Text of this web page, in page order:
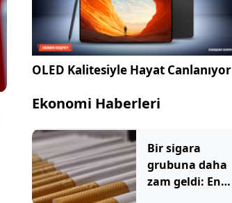
OLED Kalitesiyle Hayat Canlanıyor
Ekonomi Haberleri
Bir sigara
grubuna daha
zam geldi: En